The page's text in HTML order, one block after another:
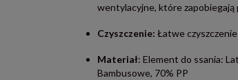
wentylacyjne, które zapobiegają
Czyszczenie: Łatwe
Materiał: Element do ssania:
Bambusowe, 70% PP